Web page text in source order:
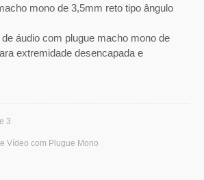
mono de 3,5mm reto tipo ângulo
áudio com plugue macho mono de
extremidade desencapada e
3
Vídeo com Plugue Mono